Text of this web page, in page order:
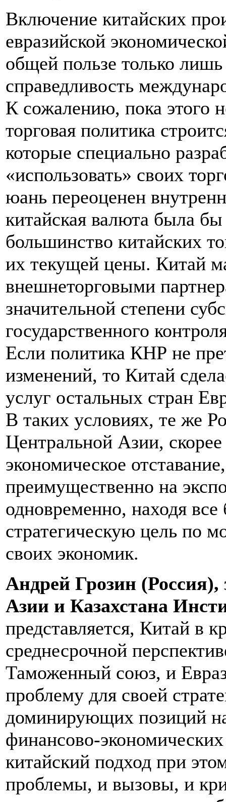
Включение китайских
евразийской
общей пользе только
справедливость
К сожалению, пока этого
торговая политика
которые специально
«использовать» своих
юань переоценен
китайская валюта была
большинство китайских
их текущей цены. Китай
внешнеторговыми
значительной степени
государственного
Если политика КНР не
изменений, то Китай
услуг остальных стран
В таких условиях, те же
Центральной Азии, скорее
экономическое
преимущественно на
одновременно, находя
стратегическую цель по
своих экономик.
Андрей Грозин
Азии и Казахстана
представляется, Китай в
среднесрочной
Таможенный союз, и
проблему для своей
доминирующих позиций
финансово-
китайский подход при
проблемы, и вызовы, и